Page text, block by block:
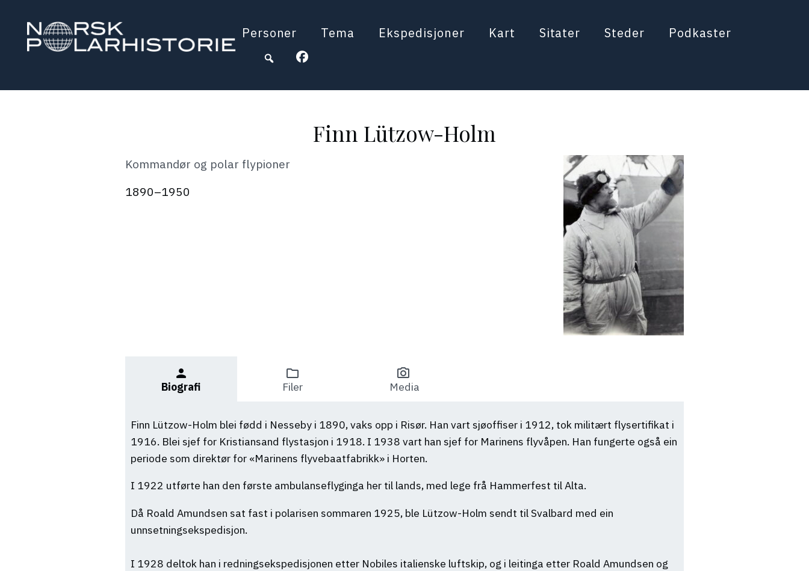
hovedinnholdet
Personer Tema Ekspedisjoner Kart Sitater Steder Podkaster
Finn Lützow-Holm
Kommandør og polar flypioner
1890–1950
person
Biografi
folder
Filer
photo_camera
Media
Finn Lützow-Holm blei fødd i Nesseby i 1890, vaks opp i Risør. Han vart sjøoffiser i 1912, tok militært flysertifikat i
1916. Blei sjef for Kristiansand flystasjon i 1918. I 1938 vart han sjef for Marinens flyvåpen. Han fungerte også ein
periode som direktør for «Marinens flyvebaatfabrikk» i Horten.
I 1922 utførte han den første ambulanseflyginga her til lands, med lege frå Hammerfest til Alta.
Då Roald Amundsen sat fast i polarisen sommaren 1925, ble Lützow-Holm sendt til Svalbard med ein
unnsetningsekspedisjon.
I 1928 deltok han i redningsekspedisjonen etter Nobiles italienske luftskip, og i leitinga etter Roald Amundsen og